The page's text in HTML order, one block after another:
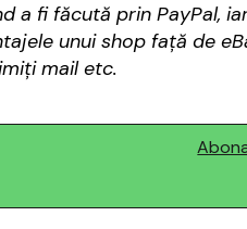
a fi făcută prin PayPal,
unui shop față de
mail etc.